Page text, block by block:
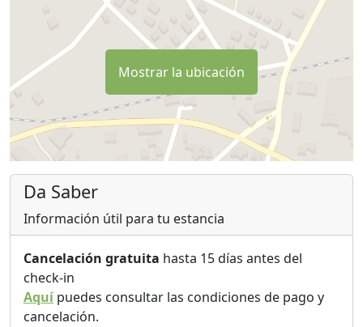
Mostrar la ubicación
Da Saber
Información útil para tu estancia
Cancelación gratuita hasta 15 días antes del
check-in
Aquípuedes consultar las condiciones de pago y
cancelación.